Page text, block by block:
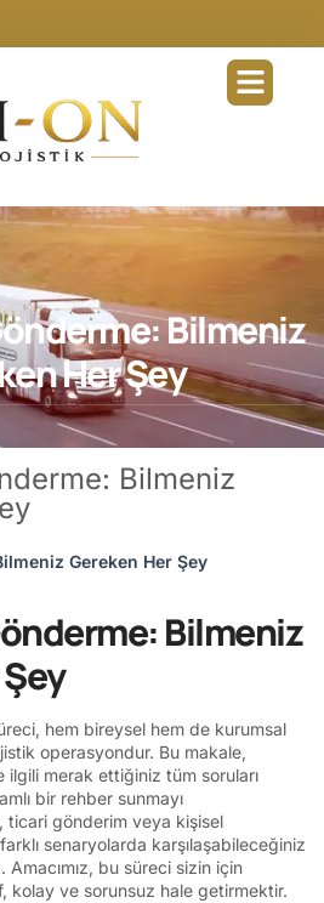
Bilmeniz
Her Şey
Bilmeniz
Gereken Her Şey
Bilmeniz
hem bireysel hem de kurumsal
operasyondur. Bu makale,
ilgili merak ettiğiniz tüm soruları
bir rehber sunmayı
ticari gönderim veya kişisel
farklı senaryolarda karşılaşabileceğiniz
Amacımız, bu süreci sizin için
kolay ve sorunsuz hale getirmektir.